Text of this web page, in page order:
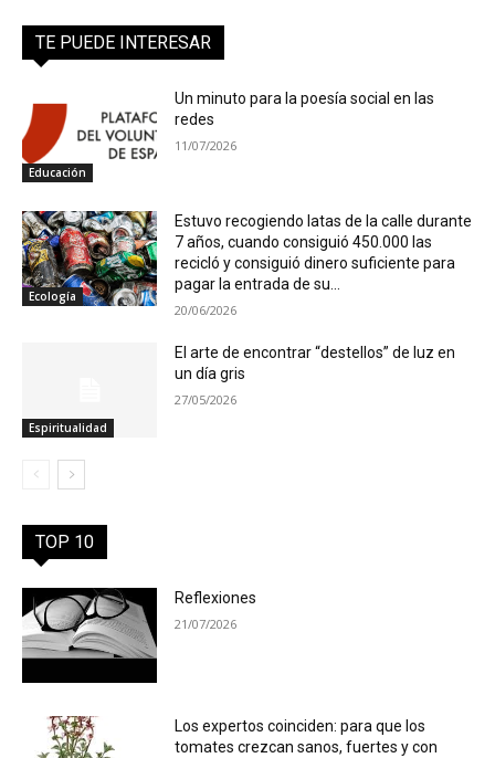
TE PUEDE INTERESAR
Educación
Un minuto para la poesía social en las
redes
11/07/2026
Ecología
Estuvo recogiendo latas de la calle durante
7 años, cuando consiguió 450.000 las
recicló y consiguió dinero suficiente para
pagar la entrada de su...
20/06/2026
Espiritualidad
El arte de encontrar “destellos” de luz en
un día gris
27/05/2026
TOP 10
Reflexiones
21/07/2026
Los expertos coinciden: para que los
tomates crezcan sanos, fuertes y con